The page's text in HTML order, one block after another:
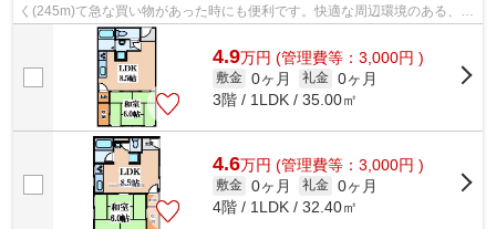
く(245m)て急な買い物があった時にも便利です。快適な周辺環境のある、徒
歩10分に駅のある物件です。安心と信...
4.9万円 (管理費等：3,000円 )
敷金 0ヶ月 礼金 0ヶ月
3階 / 1LDK / 35.00㎡
4.6万円 (管理費等：3,000円 )
敷金 0ヶ月 礼金 0ヶ月
4階 / 1LDK / 32.40㎡